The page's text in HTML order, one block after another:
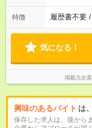
特徴 履歴書不要 /
気になる！
掲載元企
興味のあるバイト は
保存した求人は、後から